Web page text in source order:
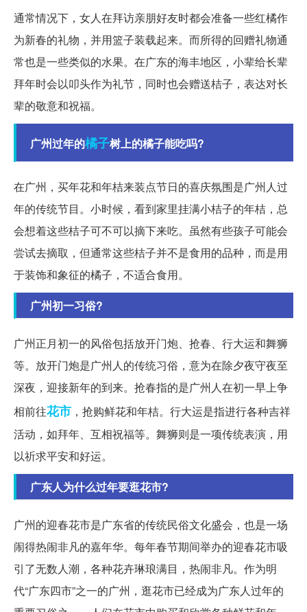
通常情况下，女人在拜访亲朋好友时都会准备一些红橘作
为新春的礼物，并用篮子装载起来。而所得的回赠礼物通
常也是一些类似的水果。在广东的海丰地区，小辈给长辈
拜年时会以叩头作为礼节，同时也会赠送桔子，表达对长
辈的敬意和祝福。
广州过年的橘子树上的橘子能吃吗?
在广州，买年花和年桔来装点节日的喜庆氛围是广州人过
年的传统节目。小时候，看到家里挂满小桔子的年桔，总
会想着这些桔子可不可以摘下来吃。虽然有些孩子可能会
尝试去摘取，但通常这些桔子并不是食用的品种，而是用
于装饰和象征的橘子，不适合食用。
广州初一习俗?
广州正月初一的风俗包括放开门炮、抢春、行大运和舞狮
等。放开门炮是广州人的传统习俗，意为在除夕夜守夜至
深夜，迎接新年的到来。抢春指的是广州人在初一早上争
相前往花市 ，抢购鲜花和年桔。行大运是指进行各种吉祥
活动，如拜年、互相祝福等。舞狮则是一项传统表演，用
以祈求平安和好运。
广东人为什么过年要逛花市?
广州的迎春花市是广东省的传统民俗文化盛会，也是一场
闹得热闹非凡的嘉年华。每年春节期间举办的迎春花市吸
引了无数人潮，各种花卉琳琅满目，热闹非凡。作为明
代“广东四市”之一的广州，逛花市已经成为广东人过年的